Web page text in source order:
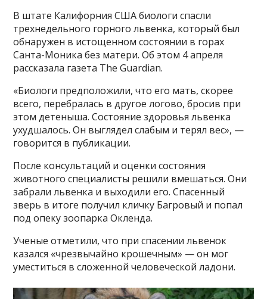
В штате Калифорния США биологи спасли
трехнедельного горного львенка, который был
обнаружен в истощенном состоянии в горах
Санта-Моника без матери. Об этом 4 апреля
рассказала газета The Guardian.
«Биологи предположили, что его мать, скорее
всего, перебралась в другое логово, бросив при
этом детеныша. Состояние здоровья львенка
ухудшалось. Он выглядел слабым и терял вес», —
говорится в публикации.
После консультаций и оценки состояния
животного специалисты решили вмешаться. Они
забрали львенка и выходили его. Спасенный
зверь в итоге получил кличку Багровый и попал
под опеку зоопарка Окленда.
Ученые отметили, что при спасении львенок
казался «чрезвычайно крошечным» — он мог
уместиться в сложенной человеческой ладони.